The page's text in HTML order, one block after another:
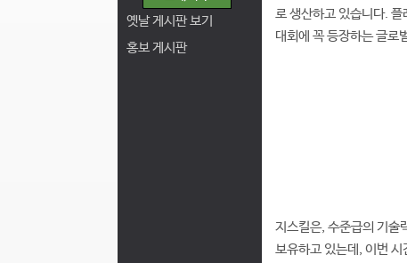
옛날 게시판 보기
홍보 게시판
로 생산하고 있습니다.
대회에 꼭 등장하는 글로
지스킬은, 수준급의 기술
보유하고 있는데, 이번